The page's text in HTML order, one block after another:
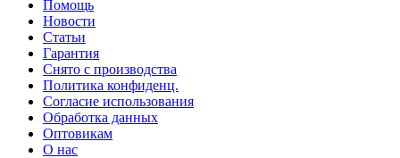
Помощь
Новости
Статьи
Гарантия
Снято с производства
Политика конфиденц.
Согласие использования
Обработка данных
Оптовикам
О нас